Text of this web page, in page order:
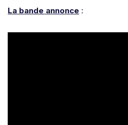
La bande annonce :